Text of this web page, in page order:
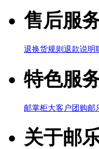
售后服
退换货规则 退款说明
特色服
邮掌柜大客户团购邮
关于邮